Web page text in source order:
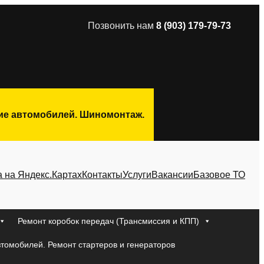
Позвонить нам 8 (903) 179-79-73
автомобилей. Шиномонтаж.
на Яндекс.КартахКонтактыУслугиВакансииБазовое ТО
Ремонт коробок передач (Трансмиссия и КПП)
Ремонт стартеров и генераторов